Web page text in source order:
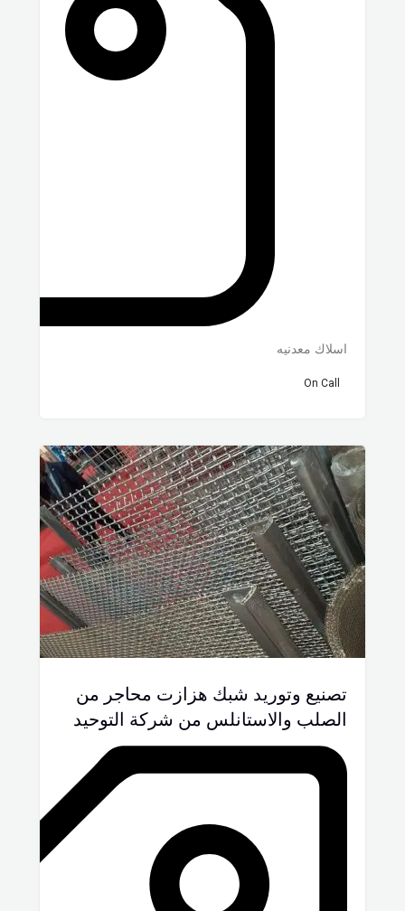
اسلاك معدنيه
On Call
تصنيع وتوريد شبك هزازت محاجر من
الصلب والاستانلس من شركة التوحيد